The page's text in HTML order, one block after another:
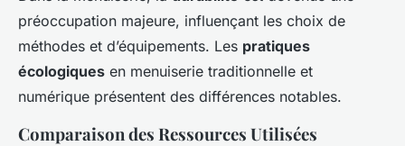
préoccupation majeure, influençant les choix de
méthodes et d’équipements. Les pratiques
écologiques en menuiserie traditionnelle et
numérique présentent des différences notables.
Comparaison des Ressources Utilisées